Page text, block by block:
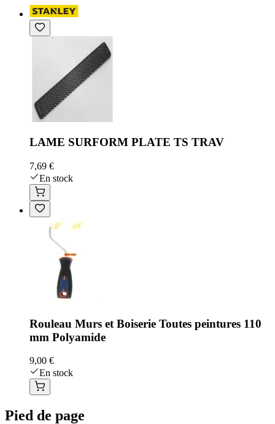
LAME SURFORM PLATE TS TRAV
7,69 €
En stock
Rouleau Murs et Boiserie Toutes peintures 110
mm Polyamide
9,00 €
En stock
Pied de page